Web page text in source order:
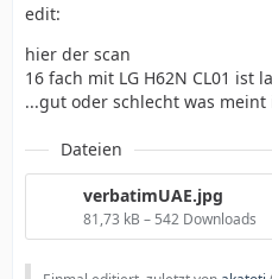
edit:
hier der scan
16 fach mit LG H62N CL01 ist
...gut oder schlecht was meint
Dateien
verbatimUAE.jpg
81,73 kB – 542 Downloads